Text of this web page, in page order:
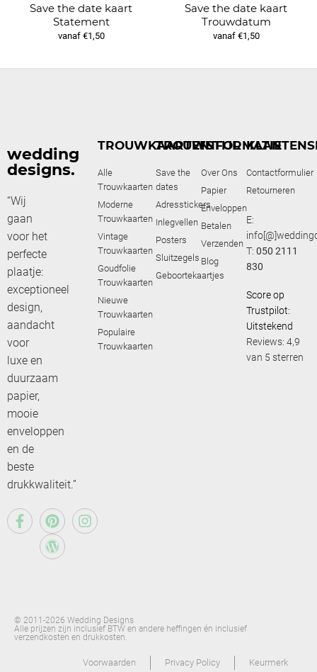
Save the date kaart
Statement
vanaf €1,50
Save the date kaart
Trouwdatum
vanaf €1,50
wedding
designs.
“Wij
gaan
voor het
perfecte
plaatje:
exceptioneel
design,
aandacht
voor
luxe en
duurzaam
papier,
mooie
enveloppen
en de
beste
drukkwaliteit.”
TROUWKAARTEN
Alle
Trouwkaarten
Moderne
Trouwkaarten
Vintage
Trouwkaarten
Goudfolie
Trouwkaarten
Nieuwe
Trouwkaarten
Populaire
Trouwkaarten
TROUWSTIJL
Save the
dates
Adresstickers
Inlegvellen
Posters
Sluitzegels
Geboortekaartjes
INFORMATIE
Over Ons
Papier
Enveloppen
Betalen
Verzenden
Blog
Contactformulier
Retourneren
E:
T:050 2111
830
Score op
Trustpilot:
Uitstekend
Reviews: 4,9
van 5 sterren
© 2011-2026 Wedding Designs
Alle prijzen zijn inclusief BTW en andere heffingen én inclusief
verzendkosten en drukkosten.
Voorwaarden Privacy Policy Keurmerk